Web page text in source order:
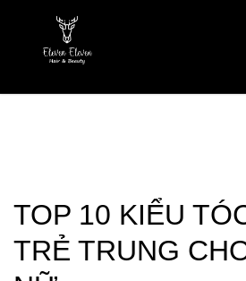
TOP 10 KIỂU
TRẺ TRUNG